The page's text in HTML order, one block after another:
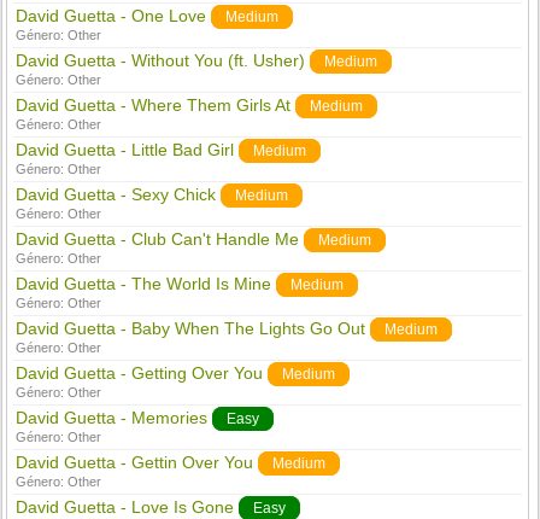
David Guetta - One Love Medium
Género:Other
David Guetta - Without You (ft. Usher) Medium
Género:Other
David Guetta - Where Them Girls At Medium
Género:Other
David Guetta - Little Bad Girl Medium
Género:Other
David Guetta - Sexy Chick Medium
Género:Other
David Guetta - Club Can't Handle Me Medium
Género:Other
David Guetta - The World Is Mine Medium
Género:Other
David Guetta - Baby When The Lights Go Out Medium
Género:Other
David Guetta - Getting Over You Medium
Género:Other
David Guetta - Memories Easy
Género:Other
David Guetta - Gettin Over You Medium
Género:Other
David Guetta - Love Is Gone Easy